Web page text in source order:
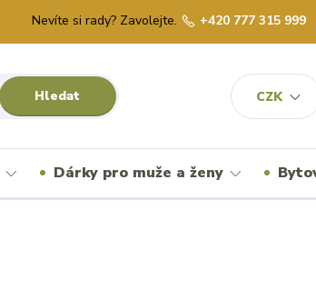
CZK
Hledat
Nevíte si rady? Zavolejte. +420 777 315 999
Dárky pro muže a ženy